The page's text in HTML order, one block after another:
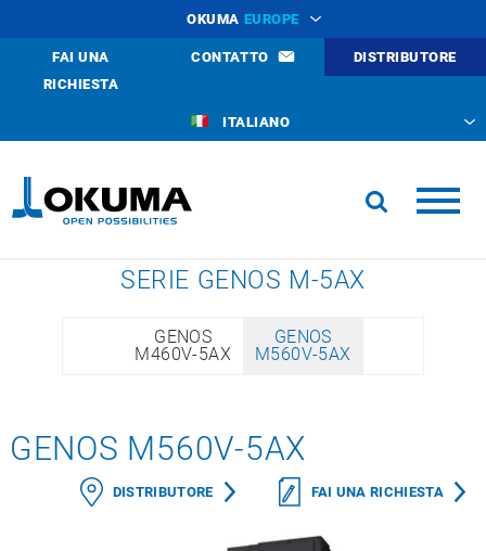
OKUMA EUROPE
FAI UNA
RICHIESTA
CONTATTO DISTRIBUTORE
ITALIANO
SERIE GENOS M-5AX
GENOS
M460V-5AX
GENOS
M560V-5AX
GENOS M560V-5AX
DISTRIBUTORE FAI UNA RICHIESTA